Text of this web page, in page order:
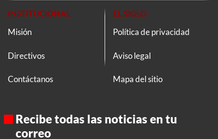
INSTITUCIONAL
Misión
Directivos
Contáctanos
EL SIGLO
Política de privacidad
Aviso legal
Mapa del sitio
Recibe todas las noticias en tu
correo